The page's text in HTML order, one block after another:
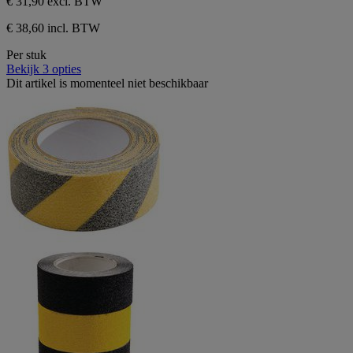
sterren.
5
€ 38,60 incl. BTW
Per stuk
Bekijk 3 opties
Dit artikel is momenteel niet beschikbaar